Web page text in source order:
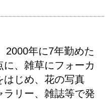
2000年に7年勤めた
、雑草にフォーカ
はじめ、花の写真
リー、雑誌等で発